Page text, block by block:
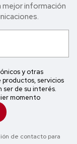
in formación
y otras
productos, servicios
ser de su interés.
momento
de contacto para